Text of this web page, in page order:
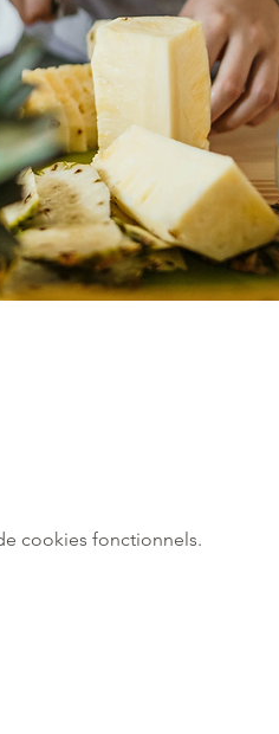
cookies fonctionnels.